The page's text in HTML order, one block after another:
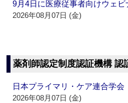
9月4日に医療従事者向けウェ
2026年08月07日 (金)
薬剤師認定制度認証機構 認
日本プライマリ・ケア連合学
2026年08月07日 (金)